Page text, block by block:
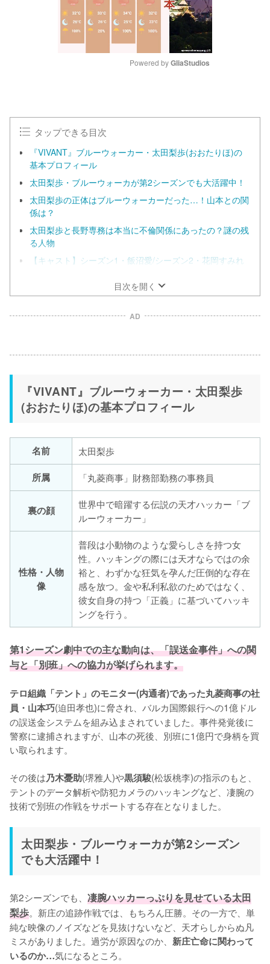
Powered by GliaStudios
タップできる目次
『VIVANT』ブルーウォーカー・太田梨歩(おおたりほ)の
基本プロフィール
太田梨歩・ブルーウォーカが第2シーズンでも大活躍中！
太田梨歩の正体はブルーウォーカーだった…！山本との関
係は？
太田梨歩と長野専務は本当に不倫関係にあったの？謎の残
る人物
【キャスト】シーズン1・飯沼愛/シーズン2・花岡すみれ
目次を開く
AD
『VIVANT』ブルーウォーカー・太田梨歩
(おおたりほ)の基本プロフィール
名前
太田梨歩
所属
「丸菱商事」財務部勤務の事務員
裏の顔
世界中で暗躍する伝説の天才ハッカー「ブ
ルーウォーカー」
性格・人物
像
普段は小動物のような愛らしさを持つ女
性。ハッキングの際には天才ならではの余
裕と、わずかな狂気を孕んだ圧倒的な存在
感を放つ。金や私利私欲のためではなく、
彼女自身の持つ「正義」に基づいてハッキ
ングを行う。
第1シーズン劇中での主な動向は、「誤送金事件」への関
与と「別班」への協力が挙げられます。
テロ組織「テント」のモニター(内通者)であった丸菱商事の社
員・山本巧(迫田孝也)に脅され、バルカ国際銀行への1億ドル
の誤送金システムを組み込まされていました。事件発覚後に
警察に逮捕されますが、山本の死後、別班に1億円で身柄を買
い取られます。
その後は乃木憂助(堺雅人)や黒須駿(松坂桃李)の指示のもと、
テントのデータ解析や防犯カメラのハッキングなど、凄腕の
技術で別班の作戦をサポートする存在となりました。
太田梨歩・ブルーウォーカが第2シーズン
でも大活躍中！
第2シーズンでも、 凄腕ハッカーっぷりを見せている太田
梨歩。新庄の追跡作戦では、もちろん圧勝。その一方で、単
純な映像のノイズなどを見抜けないなど、天才らしからぬ凡
ミスがありました。過労が原因なのか、 新庄亡命に関わって
いるのか…気になるところ。